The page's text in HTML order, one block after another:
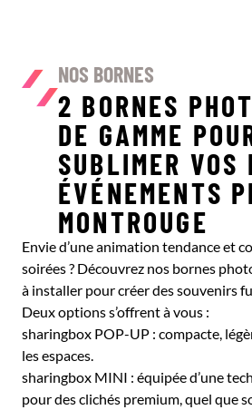
NOS BORNES
2 BORNES
DE GAMME
SUBLIMER VOS
ÉVÉNEMENTS
MONTROUGE
Envie d’une animation tendance et
soirées ? Découvrez nos bornes
à installer pour créer des souvenirs
Deux options s’offrent à vous :
sharingbox POP-UP : compacte,
les espaces.
sharingbox MINI : équipée d’une
pour des clichés premium, quel que